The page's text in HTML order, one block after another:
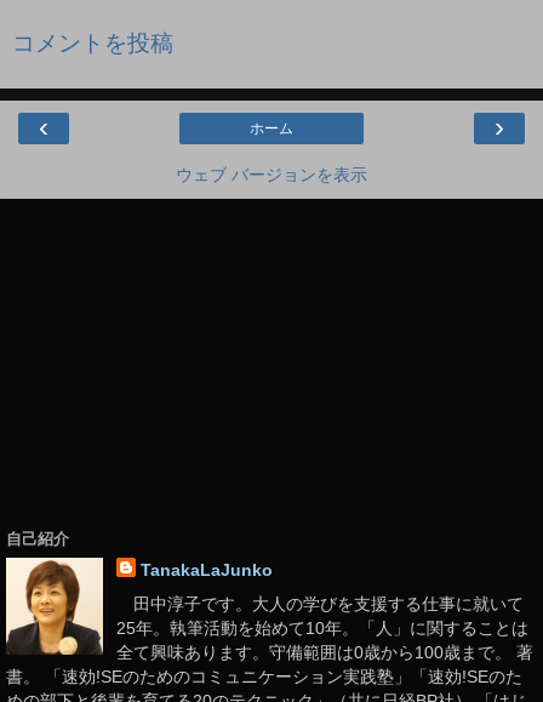
コメントを投稿
‹ ›
ホーム
ウェブ バージョンを表示
自己紹介
TanakaLaJunko
田中淳子です。大人の学びを支援する仕事に就いて
25年。執筆活動を始めて10年。「人」に関することは
全て興味あります。守備範囲は0歳から100歳まで。 著
書。 「速効!SEのためのコミュニケーション実践塾」「速効!SEのた